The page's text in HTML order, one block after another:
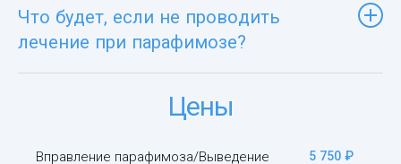
Что будет, если не проводить
лечение при парафимозе?
Цены
Вправление парафимоза/Выведение
5 750 ₽